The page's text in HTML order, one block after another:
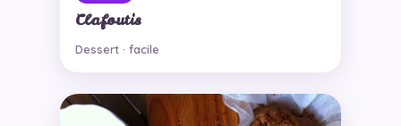
Clafoutis
Dessert · facile